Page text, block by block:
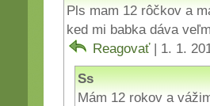
Pls mam 12 rôčkov a
ked mi babka dáva
Reagovať | 1. 1.
Ss
Mám 12 rokov a